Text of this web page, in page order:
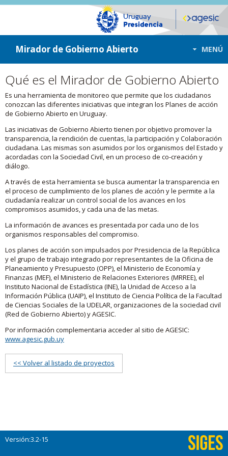
ir a contenido
ir al menú
Mirador de Gobierno Abierto MENÚ
Qué es el Mirador de Gobierno Abierto
Es una herramienta de monitoreo que permite que los ciudadanos
conozcan las diferentes iniciativas que integran los Planes de acción
de Gobierno Abierto en Uruguay.
Las iniciativas de Gobierno Abierto tienen por objetivo promover la
transparencia, la rendición de cuentas, la participación y Colaboración
ciudadana. Las mismas son asumidos por los organismos del Estado y
acordadas con la Sociedad Civil, en un proceso de co-creación y
diálogo.
A través de esta herramienta se busca aumentar la transparencia en
el proceso de cumplimiento de los planes de acción y le permite a la
ciudadanía realizar un control social de los avances en los
compromisos asumidos, y cada una de las metas.
La información de avances es presentada por cada uno de los
organismos responsables del compromiso.
Los planes de acción son impulsados por Presidencia de la República
y el grupo de trabajo integrado por representantes de la Oficina de
Planeamiento y Presupuesto (OPP), el Ministerio de Economía y
Finanzas (MEF), el Ministerio de Relaciones Exteriores (MRREE), el
Instituto Nacional de Estadística (INE), la Unidad de Acceso a la
Información Pública (UAIP), el Instituto de Ciencia Política de la Facultad
de Ciencias Sociales de la UDELAR, organizaciones de la sociedad civil
(Red de Gobierno Abierto) y AGESIC.
Por información complementaria acceder al sitio de AGESIC:
www.agesic.gub.uy
<< Volver al listado de proyectos
Versión:3.2-15